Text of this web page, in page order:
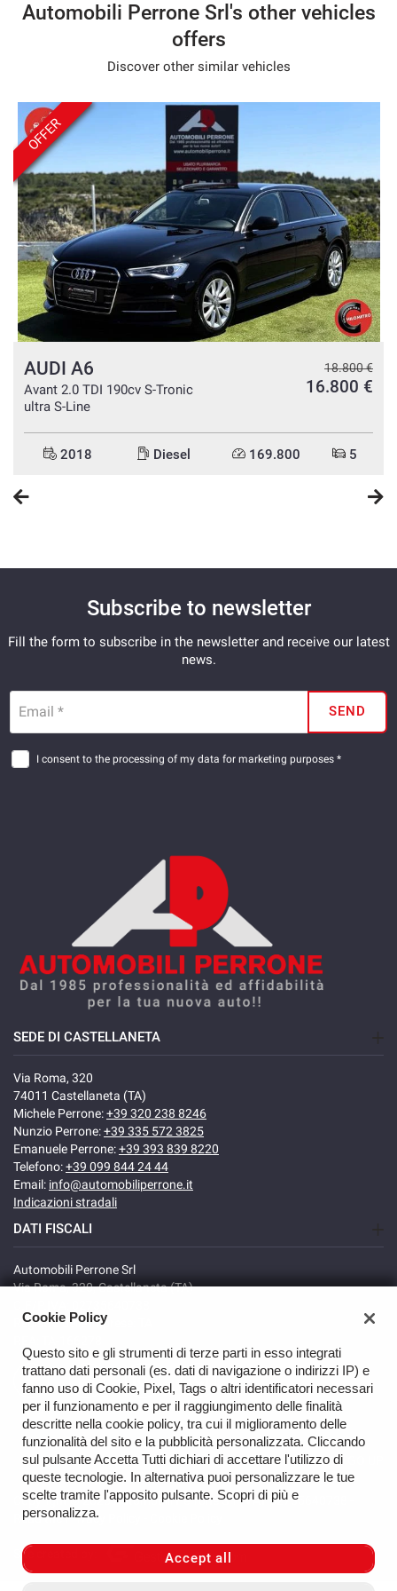
- Nous parlons français
Automobili Perrone Srl's other vehicles
offers
Discover other similar vehicles
OFFER
AUDI A6
Avant 2.0 TDI 190cv S-Tronic
ultra S-Line
18.800 €
16.800 €
2018 Diesel 169.800 5
Subscribe to newsletter
Fill the form to subscribe in the newsletter and receive our latest
news.
Email * SEND
I consent to the processing of my data for marketing purposes *
SEDE DI CASTELLANETA
Via Roma, 320
74011 Castellaneta (TA)
Michele Perrone:+39 320 238 8246
Nunzio Perrone:+39 335 572 3825
Emanuele Perrone:+39 393 839 8220
Telefono:+39 099 844 24 44
Email: info@automobiliperrone.it
Indicazioni stradali
DATI FISCALI
Automobili Perrone Srl
Via Roma, 320, Castellaneta (TA)
Registro delle imprese: TA
Copyright © 2026 Automobili Perrone Srl - VAT 02735640738 -
Read the Privacy Policy
Site created by:
Cookie Policy
Questo sito e gli strumenti di terze parti in esso integrati
trattano dati personali (es. dati di navigazione o indirizzi IP) e
fanno uso di Cookie, Pixel, Tags o altri identificatori necessari
per il funzionamento e per il raggiungimento delle finalità
descritte nella cookie policy, tra cui il miglioramento delle
funzionalità del sito e la pubblicità personalizzata. Cliccando
sul pulsante Accetta Tutti dichiari di accettare l'utilizzo di
queste tecnologie. In alternativa puoi personalizzare le tue
scelte tramite l'apposito pulsante. Scopri di più e
personalizza.
Accept all